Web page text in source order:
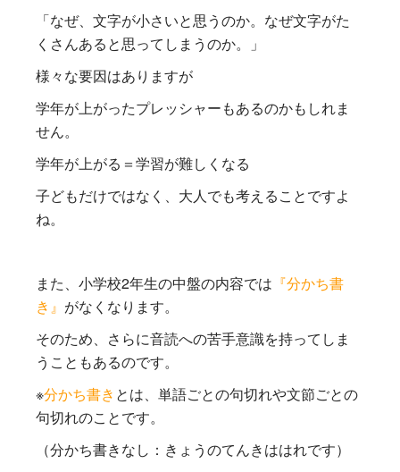
「なぜ、文字が小さいと思うのか。なぜ文字がた
くさんあると思ってしまうのか。」
様々な要因はありますが
学年が上がったプレッシャーもあるのかもしれま
せん。
学年が上がる＝学習が難しくなる
子どもだけではなく、大人でも考えることですよ
ね。
また、小学校2年生の中盤の内容では 『分かち書
き』 がなくなります。
そのため、さらに音読への苦手意識を持ってしま
うこともあるのです。
※分かち書き とは、単語ごとの句切れや文節ごとの
句切れのことです。
（分かち書きなし：きょうのてんきははれです）